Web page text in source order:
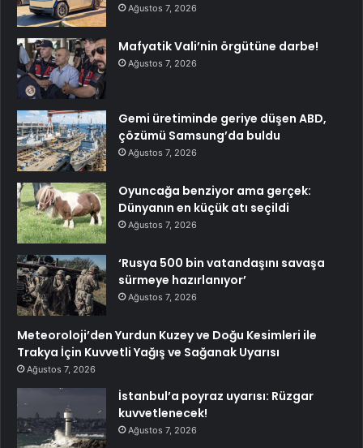
Ağustos 7, 2026
Mafyatik Vali’nin örgütüne darbe!
Ağustos 7, 2026
Gemi üretiminde geriye düşen ABD,
çözümü Samsung’da buldu
Ağustos 7, 2026
Oyuncağa benziyor ama gerçek:
Dünyanın en küçük atı seçildi
Ağustos 7, 2026
‘Rusya 500 bin vatandaşını savaşa
sürmeye hazırlanıyor’
Ağustos 7, 2026
Meteoroloji’den Yurdun Kuzey ve Doğu Kesimleri ile
Trakya İçin Kuvvetli Yağış ve Sağanak Uyarısı
Ağustos 7, 2026
İstanbul’a poyraz uyarısı: Rüzgar
kuvvetlenecek!
Ağustos 7, 2026